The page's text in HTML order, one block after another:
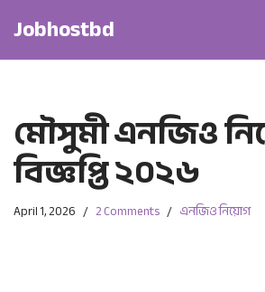
Jobhostbd
মৌসুমী এনজিও
বিজ্ঞপ্তি ২০২৬
April 1, 2026 2 Comments এনজিও নিয়োগ